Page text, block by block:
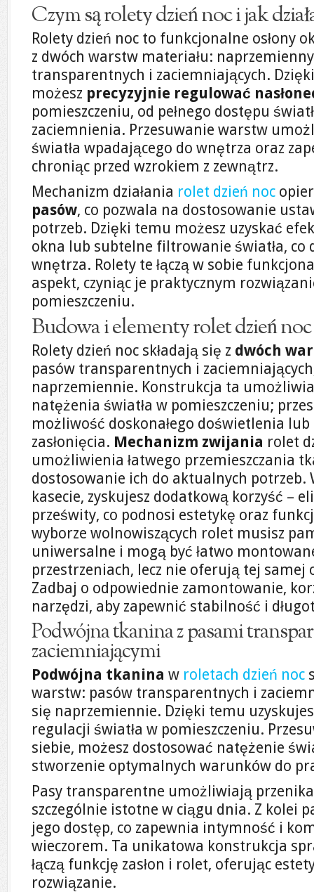
Czym są rolety dzień noc i jak
Rolety dzień noc to funkcjonalne osłony
z dwóch warstw materiału:
transparentnych i zaciemniających.
możesz precyzyjnie regulować
pomieszczeniu, od pełnego dostępu
zaciemnienia. Przesuwanie warstw
światła wpadającego do wnętrza oraz
chroniąc przed wzrokiem z zewnątrz.
Mechanizm działania rolet dzień noc
pasów, co pozwala na dostosowanie
potrzeb. Dzięki temu możesz uzyskać
okna lub subtelne filtrowanie światła, co
wnętrza. Rolety te łączą w sobie
aspekt, czyniąc je praktycznym
pomieszczeniu.
Budowa i elementy rolet dzień noc
Rolety dzień noc składają się z dwóch
pasów transparentnych i
naprzemiennie. Konstrukcja ta
natężenia światła w pomieszczeniu;
możliwość doskonałego doświetlenia
zasłonięcia. Mechanizm zwijania rolet
umożliwienia łatwego przemieszczania
dostosowanie ich do aktualnych potrzeb.
kasecie, zyskujesz dodatkową korzyść –
prześwity, co podnosi estetykę oraz
wyborze wolnowiszących rolet musisz
uniwersalne i mogą być łatwo
przestrzeniach, lecz nie oferują tej samej
Zadbaj o odpowiednie zamontowanie,
narzędzi, aby zapewnić stabilność i
Podwójna tkanina z pasami
zaciemniającymi
Podwójna tkanina w roletach dzień noc
warstw: pasów transparentnych i
się naprzemiennie. Dzięki temu
regulacji światła w pomieszczeniu.
siebie, możesz dostosować natężenie
stworzenie optymalnych warunków do
Pasy transparentne umożliwiają
szczególnie istotne w ciągu dnia. Z kolei
jego dostęp, co zapewnia intymność i
wieczorem. Ta unikatowa konstrukcja
łączą funkcję zasłon i rolet, oferując
rozwiązanie.